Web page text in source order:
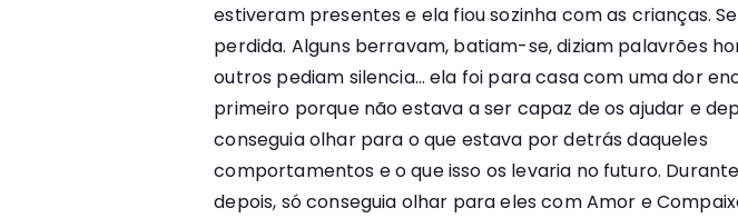
estiveram presentes e ela fiou sozinha com as crianças.
perdida. Alguns berravam, batiam-se, diziam palavrões
outros pediam silencia… ela foi para casa com uma dor
primeiro porque não estava a ser capaz de os ajudar e
conseguia olhar para o que estava por detrás daqueles
comportamentos e o que isso os levaria no futuro.
depois, só conseguia olhar para eles com Amor e